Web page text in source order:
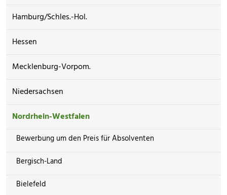
Hamburg/Schles.-Hol.
Hessen
Mecklenburg-Vorpom.
Niedersachsen
Nordrhein-Westfalen
Bewerbung um den Preis für Absolventen
Bergisch-Land
Bielefeld